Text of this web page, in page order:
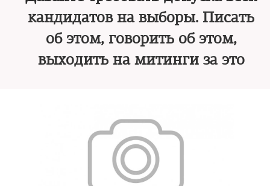
кандидатов на выборы. Писать
об этом, говорить об этом,
выходить на митинги за это